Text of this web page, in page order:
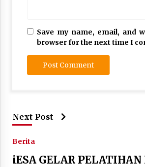
Save my name, email, and
browser for the next time I
Next Post
Berita
iESA GELAR